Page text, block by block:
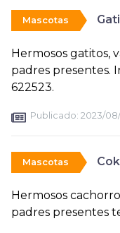
Mascotas
Hermosos gatitos,
padres presentes.
622523.
Publicado: 2023/08/
Mascotas
Hermosos
padres presentes